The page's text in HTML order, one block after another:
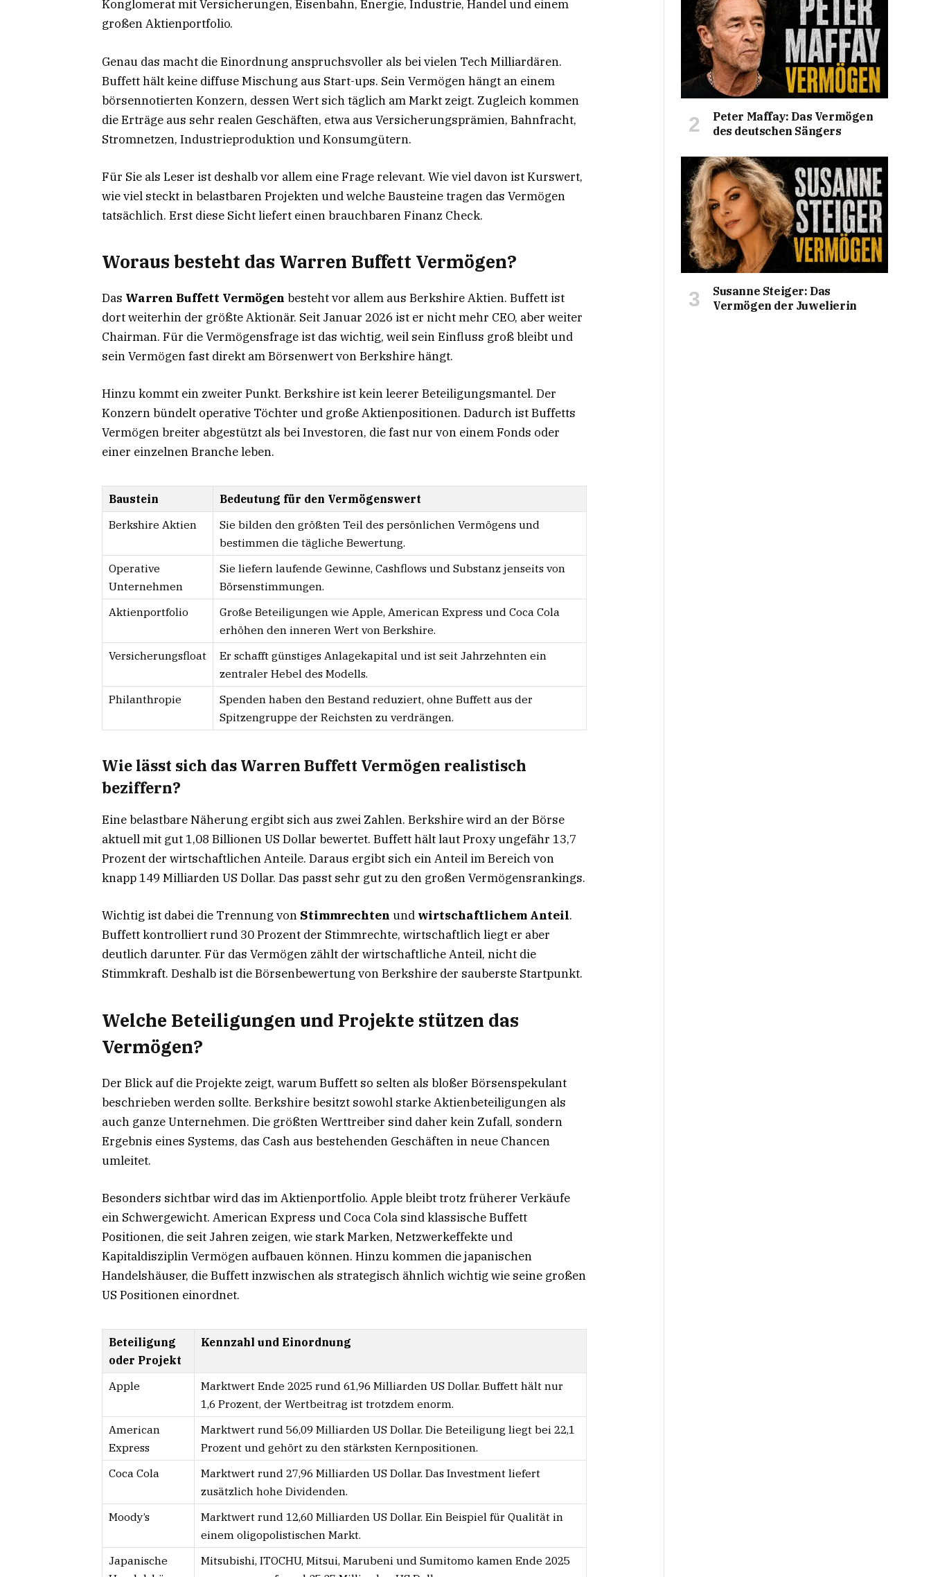
Konglomerat mit Versicherungen, Eisenbahn, Energie, Industrie, Handel und einem
großen Aktienportfolio.
Genau das macht die Einordnung anspruchsvoller als bei vielen Tech Milliardären.
Buffett hält keine diffuse Mischung aus Start-ups. Sein Vermögen hängt an einem
börsennotierten Konzern, dessen Wert sich täglich am Markt zeigt. Zugleich kommen
die Erträge aus sehr realen Geschäften, etwa aus Versicherungsprämien, Bahnfracht,
Stromnetzen, Industrieproduktion und Konsumgütern.
Für Sie als Leser ist deshalb vor allem eine Frage relevant. Wie viel davon ist Kurswert,
wie viel steckt in belastbaren Projekten und welche Bausteine tragen das Vermögen
tatsächlich. Erst diese Sicht liefert einen brauchbaren Finanz Check.
Woraus besteht das Warren Buffett Vermögen?
Das Warren Buffett Vermögen besteht vor allem aus Berkshire Aktien. Buffett ist
dort weiterhin der größte Aktionär. Seit Januar 2026 ist er nicht mehr CEO, aber weiter
Chairman. Für die Vermögensfrage ist das wichtig, weil sein Einfluss groß bleibt und
sein Vermögen fast direkt am Börsenwert von Berkshire hängt.
Hinzu kommt ein zweiter Punkt. Berkshire ist kein leerer Beteiligungsmantel. Der
Konzern bündelt operative Töchter und große Aktienpositionen. Dadurch ist Buffetts
Vermögen breiter abgestützt als bei Investoren, die fast nur von einem Fonds oder
einer einzelnen Branche leben.
Baustein
Bedeutung für den Vermögenswert
Berkshire Aktien
Sie bilden den größten Teil des persönlichen Vermögens und
bestimmen die tägliche Bewertung.
Operative
Unternehmen
Sie liefern laufende Gewinne, Cashflows und Substanz jenseits von
Börsenstimmungen.
Aktienportfolio
Große Beteiligungen wie Apple, American Express und Coca Cola
erhöhen den inneren Wert von Berkshire.
Versicherungsfloat
Er schafft günstiges Anlagekapital und ist seit Jahrzehnten ein
zentraler Hebel des Modells.
Philanthropie
Spenden haben den Bestand reduziert, ohne Buffett aus der
Spitzengruppe der Reichsten zu verdrängen.
Wie lässt sich das Warren Buffett Vermögen realistisch
beziffern?
Eine belastbare Näherung ergibt sich aus zwei Zahlen. Berkshire wird an der Börse
aktuell mit gut 1,08 Billionen US Dollar bewertet. Buffett hält laut Proxy ungefähr 13,7
Prozent der wirtschaftlichen Anteile. Daraus ergibt sich ein Anteil im Bereich von
knapp 149 Milliarden US Dollar. Das passt sehr gut zu den großen Vermögensrankings.
Wichtig ist dabei die Trennung von Stimmrechten und wirtschaftlichem Anteil.
Buffett kontrolliert rund 30 Prozent der Stimmrechte, wirtschaftlich liegt er aber
deutlich darunter. Für das Vermögen zählt der wirtschaftliche Anteil, nicht die
Stimmkraft. Deshalb ist die Börsenbewertung von Berkshire der sauberste Startpunkt.
Welche Beteiligungen und Projekte stützen das
Vermögen?
Der Blick auf die Projekte zeigt, warum Buffett so selten als bloßer Börsenspekulant
beschrieben werden sollte. Berkshire besitzt sowohl starke Aktienbeteiligungen als
auch ganze Unternehmen. Die größten Werttreiber sind daher kein Zufall, sondern
Ergebnis eines Systems, das Cash aus bestehenden Geschäften in neue Chancen
umleitet.
Besonders sichtbar wird das im Aktienportfolio. Apple bleibt trotz früherer Verkäufe
ein Schwergewicht. American Express und Coca Cola sind klassische Buffett
Positionen, die seit Jahren zeigen, wie stark Marken, Netzwerkeffekte und
Kapitaldisziplin Vermögen aufbauen können. Hinzu kommen die japanischen
Handelshäuser, die Buffett inzwischen als strategisch ähnlich wichtig wie seine großen
US Positionen einordnet.
Beteiligung
oder Projekt
Kennzahl und Einordnung
Apple
Marktwert Ende 2025 rund 61,96 Milliarden US Dollar. Buffett hält nur
1,6 Prozent, der Wertbeitrag ist trotzdem enorm.
American
Express
Marktwert rund 56,09 Milliarden US Dollar. Die Beteiligung liegt bei 22,1
Prozent und gehört zu den stärksten Kernpositionen.
Coca Cola
Marktwert rund 27,96 Milliarden US Dollar. Das Investment liefert
zusätzlich hohe Dividenden.
Moody’s
Marktwert rund 12,60 Milliarden US Dollar. Ein Beispiel für Qualität in
einem oligopolistischen Markt.
Japanische
Mitsubishi, ITOCHU, Mitsui, Marubeni und Sumitomo kamen Ende 2025
Peter Maffay: Das Vermögen
des deutschen Sängers
Susanne Steiger: Das
Vermögen der Juwelierin